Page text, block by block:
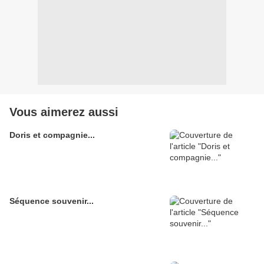
Vous aimerez aussi
Doris et compagnie...
Séquence souvenir...